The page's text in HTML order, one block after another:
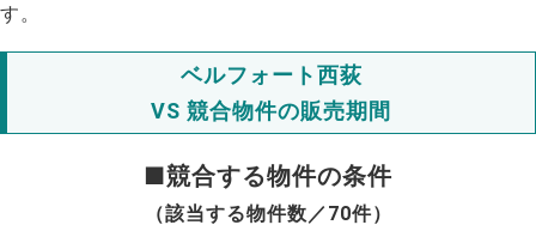
す。
ベルフォート西荻
VS 競合物件の販売期間
■競合する物件の条件
（該当する物件数／70件）